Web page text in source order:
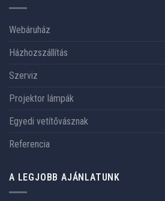
Webáruház
Házhozszállítás
Szerviz
Projektor lámpák
Egyedi vetítővásznak
Referencia
A LEGJOBB AJÁNLATUNK